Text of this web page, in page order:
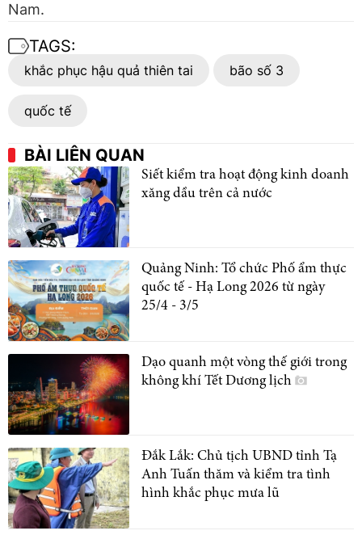
Nam.
TAGS:
khắc phục hậu quả thiên tai bão số 3
quốc tế
BÀI LIÊN QUAN
Siết kiểm tra hoạt động kinh doanh
xăng dầu trên cả nước
Quảng Ninh: Tổ chức Phố ẩm thực
quốc tế - Hạ Long 2026 từ ngày
25/4 - 3/5
Dạo quanh một vòng thế giới trong
không khí Tết Dương lịch
Đắk Lắk: Chủ tịch UBND tỉnh Tạ
Anh Tuấn thăm và kiểm tra tình
hình khắc phục mưa lũ